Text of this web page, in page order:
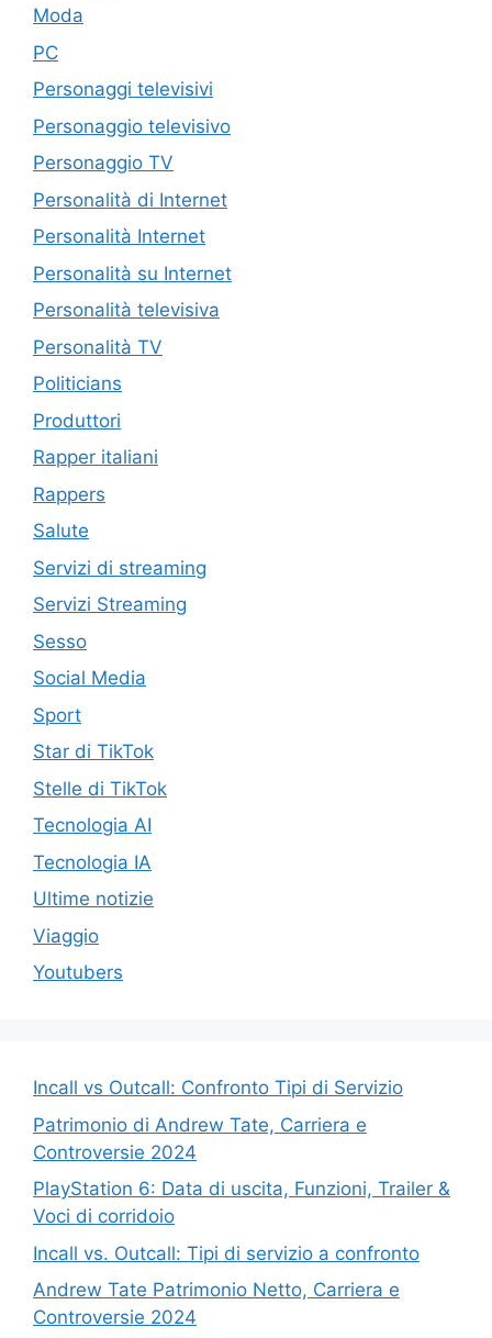
Moda
PC
Personaggi televisivi
Personaggio televisivo
Personaggio TV
Personalità di Internet
Personalità Internet
Personalità su Internet
Personalità televisiva
Personalità TV
Politicians
Produttori
Rapper italiani
Rappers
Salute
Servizi di streaming
Servizi Streaming
Sesso
Social Media
Sport
Star di TikTok
Stelle di TikTok
Tecnologia AI
Tecnologia IA
Ultime notizie
Viaggio
Youtubers
Incall vs Outcall: Confronto Tipi di Servizio
Patrimonio di Andrew Tate, Carriera e
Controversie 2024
PlayStation 6: Data di uscita, Funzioni, Trailer &
Voci di corridoio
Incall vs. Outcall: Tipi di servizio a confronto
Andrew Tate Patrimonio Netto, Carriera e
Controversie 2024